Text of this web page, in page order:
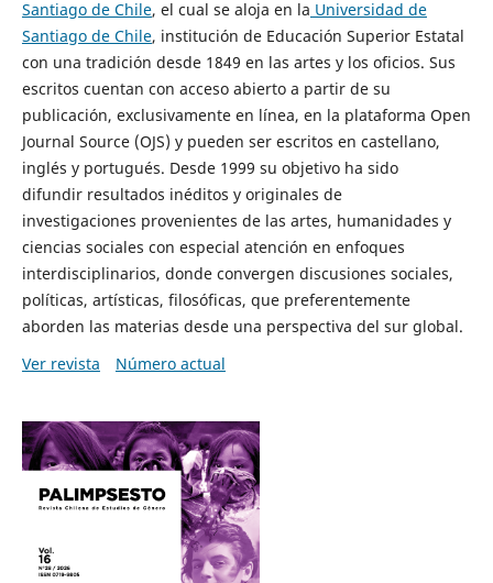
Santiago de Chile, el cual se aloja en la Universidad de
Santiago de Chile, institución de Educación Superior Estatal
con una tradición desde 1849 en las artes y los oficios. Sus
escritos cuentan con acceso abierto a partir de su
publicación, exclusivamente en línea, en la plataforma Open
Journal Source (OJS) y pueden ser escritos en castellano,
inglés y portugués. Desde 1999 su objetivo ha sido
difundir resultados inéditos y originales de
investigaciones provenientes de las artes, humanidades y
ciencias sociales con especial atención en enfoques
interdisciplinarios, donde convergen discusiones sociales,
políticas, artísticas, filosóficas, que preferentemente
aborden las materias desde una perspectiva del sur global.
Ver revista
Número actual